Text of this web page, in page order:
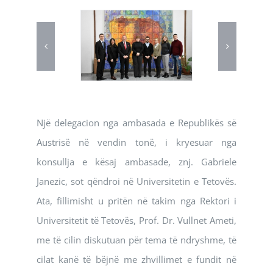
Një delegacion nga ambasada e Republikës së
Austrisë në vendin tonë, i kryesuar nga
konsullja e kësaj ambasade, znj. Gabriele
Janezic, sot qëndroi në Universitetin e Tetovës.
Ata, fillimisht u pritën në takim nga Rektori i
Universitetit të Tetovës, Prof. Dr. Vullnet Ameti,
me të cilin diskutuan për tema të ndryshme, të
cilat kanë të bëjnë me zhvillimet e fundit në